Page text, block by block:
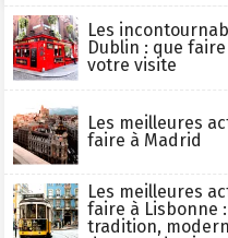
Les
Dublin : que
votre visite
Les meilleures
faire à Madrid
Les meilleures
faire à Lisbonne
tradition,